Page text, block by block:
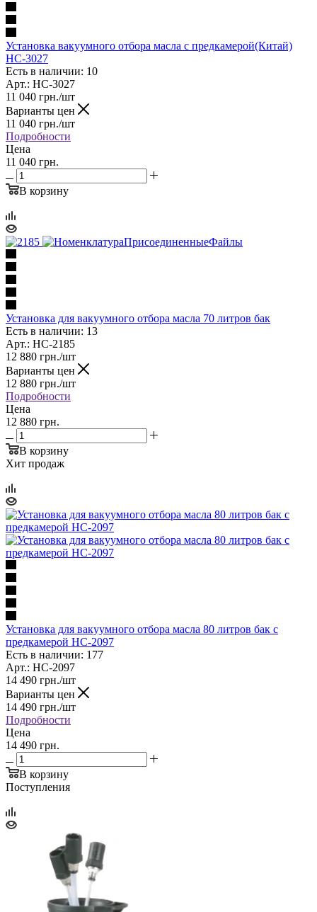
Установка вакуумного отбора масла с предкамерой(Китай)
HC-3027
Есть в наличии: 10
Арт.: HC-3027
11 040 грн./шт
Варианты цен
11 040 грн./шт
Подробности
Цена
11 040 грн.
В корзину
Установка для вакуумного отбора масла 70 литров бак
Есть в наличии: 13
Арт.: HC-2185
12 880 грн./шт
Варианты цен
12 880 грн./шт
Подробности
Цена
12 880 грн.
В корзину
Хит продаж
Установка для вакуумного отбора масла 80 литров бак с
предкамерой HC-2097
Есть в наличии: 177
Арт.: HC-2097
14 490 грн./шт
Варианты цен
14 490 грн./шт
Подробности
Цена
14 490 грн.
В корзину
Поступления